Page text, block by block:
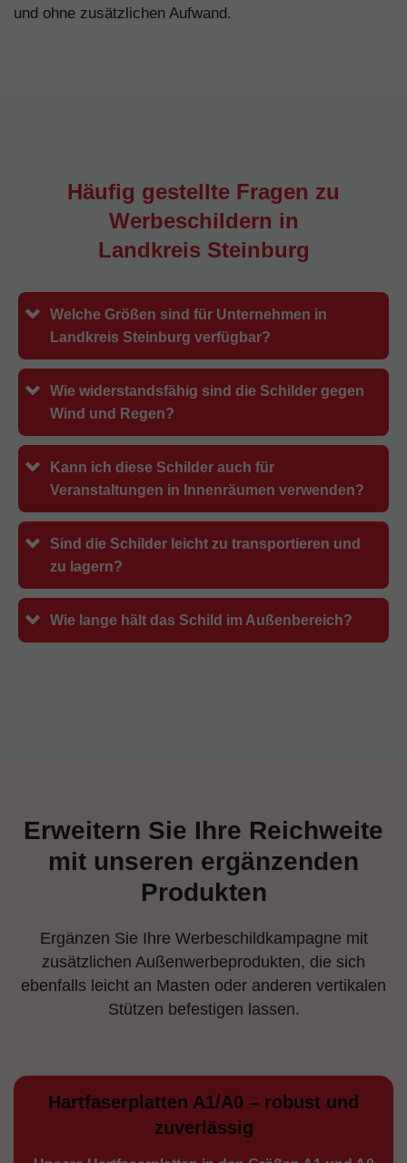
und ohne zusätzlichen Aufwand.
Häufig gestellte Fragen zu
Werbeschildern in
Landkreis Steinburg
Welche Größen sind für Unternehmen in
Landkreis Steinburg verfügbar?
Wie widerstandsfähig sind die Schilder gegen
Wind und Regen?
Kann ich diese Schilder auch für
Veranstaltungen in Innenräumen verwenden?
Sind die Schilder leicht zu transportieren und
zu lagern?
Wie lange hält das Schild im Außenbereich?
Erweitern Sie Ihre Reichweite
mit unseren ergänzenden
Produkten
Ergänzen Sie Ihre Werbeschildkampagne mit
zusätzlichen Außenwerbeprodukten, die sich
ebenfalls leicht an Masten oder anderen vertikalen
Stützen befestigen lassen.
Hartfaserplatten A1/A0 – robust und
zuverlässig